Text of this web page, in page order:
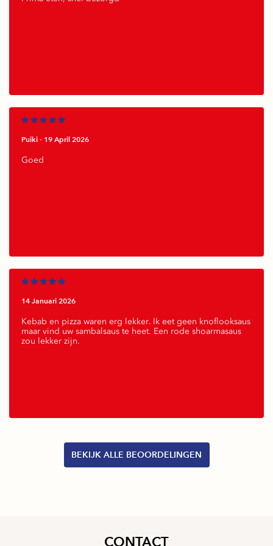
Puiki - 19 April 2026
Goed
14 Januari 2026
Kebab en pizza waren erg lekker. Ik eet geen knoflooksaus
maar vind uw sambalsaus te heet. Een rode shoarmasaus
zou lekker zijn.
BEKIJK ALLE BEOORDELINGEN
CONTACT